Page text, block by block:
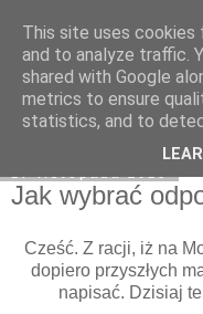
Klaudia
Jak wybrać
Cześć. Z racji, iż na
dopiero przyszłych
napisać. Dzisiaj
This site uses
and to analyze traffic.
shared with Google
metrics to ensure
statistics, and to